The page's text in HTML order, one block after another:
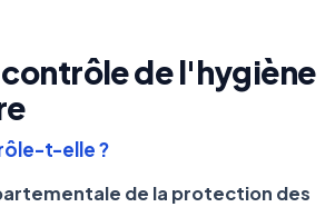
contrôle de l'hygiène
t-elle ?
de la protection des